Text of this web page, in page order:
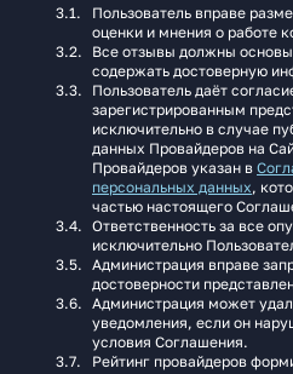
Пользователь вправе
оценки и мнения о работе
Все отзывы должны
содержать достоверную
Пользователь даёт
зарегистрированным
исключительно в случае
данных Провайдеров на
Провайдеров указан в
персональных данных,
частью настоящего
Ответственность за все
исключительно
Администрация вправе
достоверности
Администрация может
уведомления, если он
условия Соглашения.
Рейтинг провайдеров